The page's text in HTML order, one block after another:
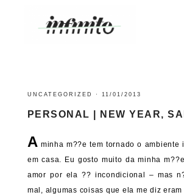
UNCATEGORIZED · 11/01/2013
PERSONAL | NEW YEAR,
A minha m??e tem tornado o ambiente
em casa. Eu gosto muito da minha
amor por ela ?? incondicional – mas
mal, algumas coisas que ela me diz